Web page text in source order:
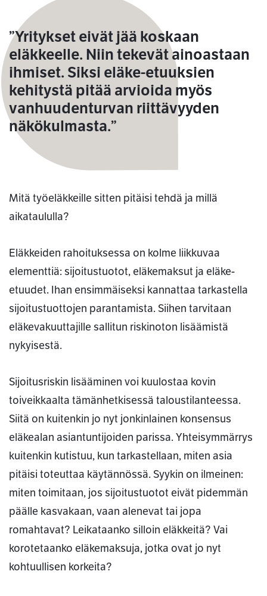
”Yritykset eivät jää koskaan
eläkkeelle. Niin tekevät ainoastaan
ihmiset. Siksi eläke-etuuksien
kehitystä pitää arvioida myös
vanhuudenturvan riittävyyden
näkökulmasta.”
Mitä työeläkkeille sitten pitäisi tehdä ja millä
aikataululla?
Eläkkeiden rahoituksessa on kolme liikkuvaa
elementtiä: sijoitustuotot, eläkemaksut ja eläke-
etuudet. Ihan ensimmäiseksi kannattaa tarkastella
sijoitustuottojen parantamista. Siihen tarvitaan
eläkevakuuttajille sallitun riskinoton lisäämistä
nykyisestä.
Sijoitusriskin lisääminen voi kuulostaa kovin
toiveikkaalta tämänhetkisessä taloustilanteessa.
Siitä on kuitenkin jo nyt jonkinlainen konsensus
eläkealan asiantuntijoiden parissa. Yhteisymmärrys
kuitenkin kutistuu, kun tarkastellaan, miten asia
pitäisi toteuttaa käytännössä. Syykin on ilmeinen:
miten toimitaan, jos sijoitustuotot eivät pidemmän
päälle kasvakaan, vaan alenevat tai jopa
romahtavat? Leikataanko silloin eläkkeitä? Vai
korotetaanko eläkemaksuja, jotka ovat jo nyt
kohtuullisen korkeita?